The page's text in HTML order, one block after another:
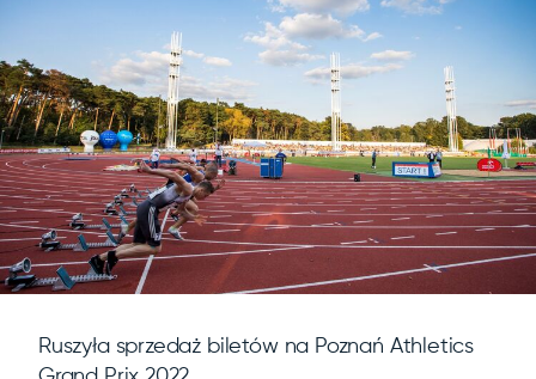
Ruszyła sprzedaż biletów na Poznań Athletics